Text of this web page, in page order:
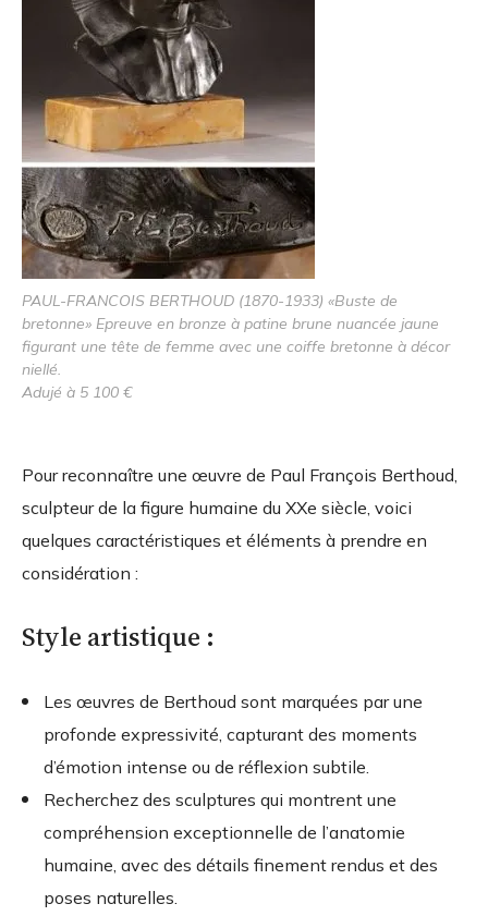
PAUL-FRANCOIS BERTHOUD (1870-1933) «Buste de
bretonne» Epreuve en bronze à patine brune nuancée jaune
figurant une tête de femme avec une coiffe bretonne à décor
niellé.
Adujé à 5 100 €
Pour reconnaître une œuvre de Paul François Berthoud,
sculpteur de la figure humaine du XXe siècle, voici
quelques caractéristiques et éléments à prendre en
considération :
Style artistique :
Les œuvres de Berthoud sont marquées par une
profonde expressivité, capturant des moments
d’émotion intense ou de réflexion subtile.
Recherchez des sculptures qui montrent une
compréhension exceptionnelle de l’anatomie
humaine, avec des détails finement rendus et des
poses naturelles.